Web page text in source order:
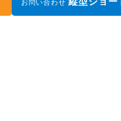
お問い合わせ